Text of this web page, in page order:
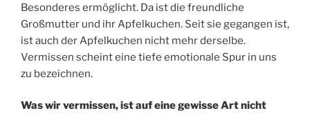
Besonderes ermöglicht. Da ist die freundliche
Großmutter und ihr Apfelkuchen. Seit sie gegangen ist,
ist auch der Apfelkuchen nicht mehr derselbe.
Vermissen scheint eine tiefe emotionale Spur in uns
zu bezeichnen.
Was wir vermissen, ist auf eine gewisse Art nicht